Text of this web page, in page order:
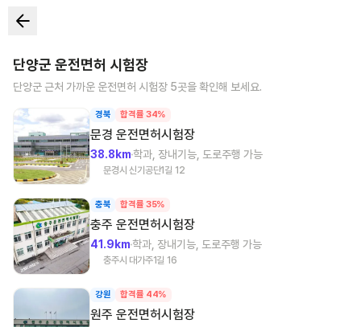
단양군 운전면허 시험장
단양군 근처 가까운 운전면허 시험장 5곳을 확인해 보세요.
경북 합격률 34%
문경 운전면허시험장
38.8km학과, 장내기능, 도로주행 가능
문경시 신기공단1길 12
충북 합격률 35%
충주 운전면허시험장
41.9km학과, 장내기능, 도로주행 가능
충주시 대가주1길 16
강원 합격률 44%
원주 운전면허시험장